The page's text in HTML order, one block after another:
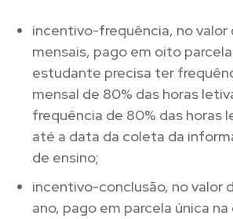
incentivo-frequência, no valor
mensais, pago em oito
estudante precisa ter
mensal de 80% das horas
frequência de 80% das horas
até a data da coleta da
de ensino;
incentivo-conclusão, no valor
ano, pago em parcela única